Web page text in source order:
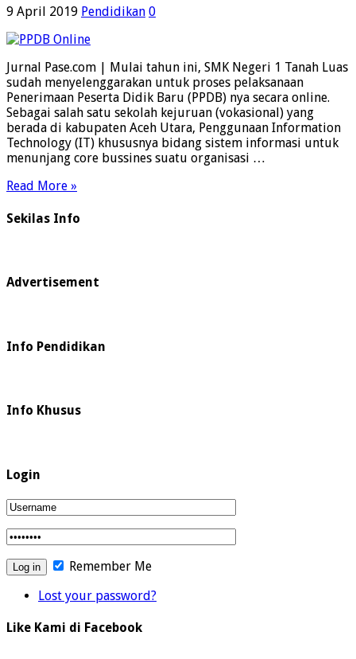
9 April 2019 Pendidikan 0
Jurnal Pase.com | Mulai tahun ini, SMK Negeri 1 Tanah Luas
sudah menyelenggarakan untuk proses pelaksanaan
Penerimaan Peserta Didik Baru (PPDB) nya secara online.
Sebagai salah satu sekolah kejuruan (vokasional) yang
berada di kabupaten Aceh Utara, Penggunaan Information
Technology (IT) khususnya bidang sistem informasi untuk
menunjang core bussines suatu organisasi …
Read More »
Sekilas Info
Advertisement
Info Pendidikan
Info Khusus
Login
Remember Me
Lost your password?
Like Kami di Facebook